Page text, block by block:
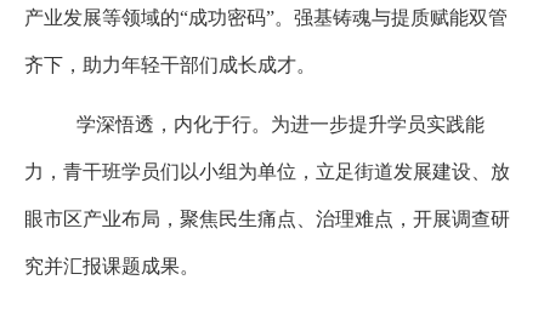
产业发展等领域的“成功密码”。强基铸魂与提质赋能双管
齐下，助力年轻干部们成长成才。
学深悟透，内化于行。为进一步提升学员实践能
力，青干班学员们以小组为单位，立足街道发展建设、放
眼市区产业布局，聚焦民生痛点、治理难点，开展调查研
究并汇报课题成果。